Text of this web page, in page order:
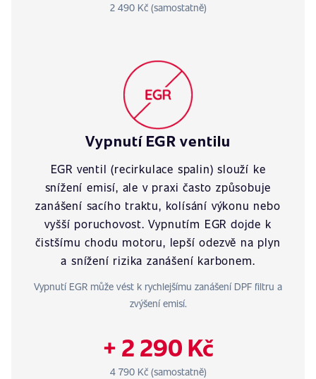
2 490 Kč (samostatně)
Vypnutí EGR ventilu
EGR ventil (recirkulace spalin) slouží ke
snížení emisí, ale v praxi často způsobuje
zanášení sacího traktu, kolísání výkonu nebo
vyšší poruchovost. Vypnutím EGR dojde k
čistšímu chodu motoru, lepší odezvě na plyn
a snížení rizika zanášení karbonem.
Vypnutí EGR může vést k rychlejšímu zanášení DPF filtru a
zvýšení emisí.
+ 2 290 Kč
4 790 Kč (samostatně)